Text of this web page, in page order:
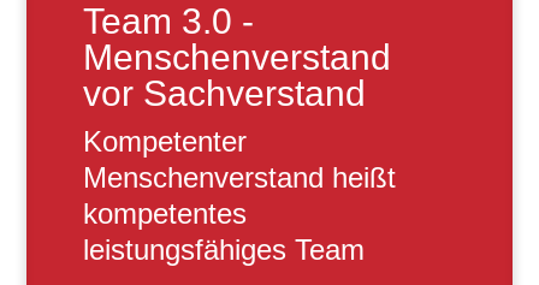
Team 3.0 -
Menschenverstand
vor Sachverstand
Kompetenter
Menschenverstand heißt
kompetentes
leistungsfähiges Team